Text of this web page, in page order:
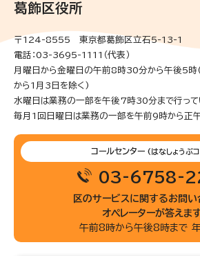
葛飾区役所
〒124-8555 東京都葛飾区立石5-13-1
電話：03-3695-1111（代表）
月曜日から金曜日の午前8時30分から午後5時
から1月3日を除く)
水曜日は業務の一部を午後7時30分まで行って
毎月1回日曜日は業務の一部を午前9時から正午
コールセンター (はなしょうぶ
03-6758-
区のサービスに関するお問い
オペレーターが答えます
午前8時から午後8時まで